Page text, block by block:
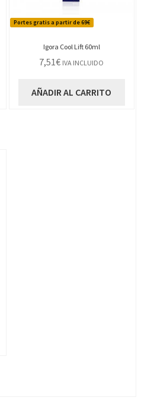
Portes gratis a partir de 69€
Igora Cool Lift 60ml
7,51€ IVA INCLUIDO
AÑADIR AL CARRITO